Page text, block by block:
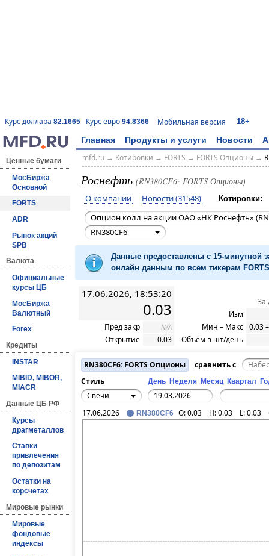
Курс доллара 82.1665 Курс евро 94.8366 Мобильная версия 18+
Главная Продукты и услуги Новости
Ценные бумаги
МосБиржа
Основной
FORTS
ADR
Рынок акций
SPB
Валюта
Официальные
курсы ЦБ
МосБиржа
Валютный
Forex
Кредиты
INSTAR
MIBID, MIBOR,
MIACR
Данные ЦБ РФ
Курсы
драгметаллов
Ставки
привлечения
по депозитам
Остатки на
корсчетах
Мировые рынки
Мировые
фондовые
индексы
mfd.ru→ Котировки → FORTS → FORTS Опционы→
Роснефть (RN380CF6: FORTS Опционы)
О компании Новости (31548) Котировки:
Опцион колл на акции ОАО «НК Роснефть»
RN380CF6
Данные предоставлены с 15-минутной
онлайн данным по всем тикерам
17.06.2026, 18:53:20
0.03
Пред закр N/A
Открытие 0.03
За
Изм
Мин – Макс 0.03
Объём в шт/день
RN380CF6: FORTS Опционы
сравнить с
Стиль
День Неделя Месяц Квартал
Свечи
–
17.06.2026
RN380CF6 O:0.03 H:0.03 L:0.03